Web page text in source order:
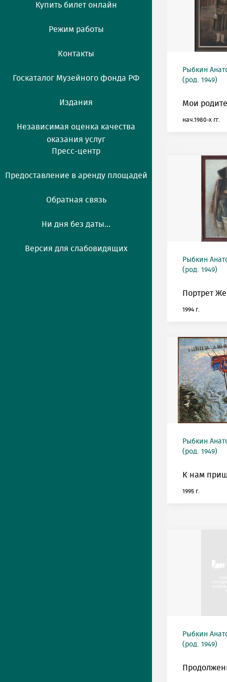
Купить билет онлайн
Режим работы
Контакты
Госкаталог Музейного фонда РФ
Издания
Независимая оценка качества
оказания услуг
Пресс-центр
Предоставление в аренду площадей
Обратная связь
Ни дня без даты...
Версия для слабовидящих
Рыбкин
(род. 1949)
Мои
нач.1980-х гг.
Рыбкин
(род. 1949)
Портрет
1994 г.
Рыбкин
(род. 1949)
К нам
1995 г.
Рыбкин
(род. 1949)